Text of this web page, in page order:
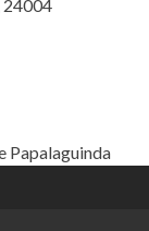
24004
Papalaguinda